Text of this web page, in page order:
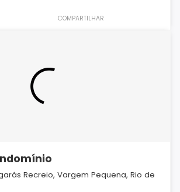
COMPARTILHAR
Recreio, Vargem Pequena, Rio de